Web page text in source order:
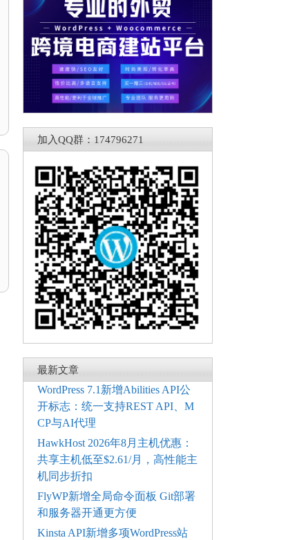
加入QQ群：174796271
最新文章
WordPress 7.1新增Abilities API公
开标志：统一支持REST API、M
CP与AI代理
HawkHost 2026年8月主机优惠：
共享主机低至$2.61/月，高性能主
机同步折扣
FlyWP新增全局命令面板 Git部署
和服务器开通更方便
Kinsta API新增多项WordPress站